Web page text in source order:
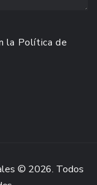
la Política de
© 2026. Todos